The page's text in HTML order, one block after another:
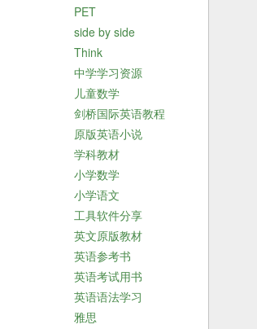
PET
side by side
Think
中学学习资源
儿童数学
剑桥国际英语教程
原版英语小说
学科教材
小学数学
小学语文
工具软件分享
英文原版教材
英语参考书
英语考试用书
英语语法学习
雅思